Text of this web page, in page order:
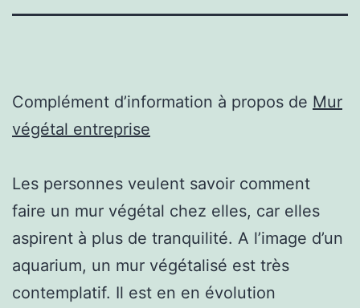
Complément d’information à propos de Mur
végétal entreprise
Les personnes veulent savoir comment
faire un mur végétal chez elles, car elles
aspirent à plus de tranquilité. A l’image d’un
aquarium, un mur végétalisé est très
contemplatif. Il est en en évolution